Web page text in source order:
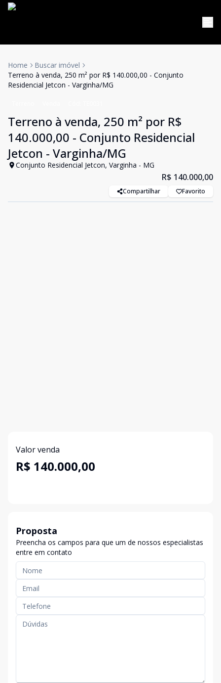
Home
Buscar imóvel
Terreno à venda, 250 m² por R$ 140.000,00 - Conjunto
Residencial Jetcon - Varginha/MG
Terreno à venda, 250 m² por R$
140.000,00 - Conjunto Residencial
Jetcon - Varginha/MG
Conjunto Residencial Jetcon, Varginha - MG
R$ 140.000,00
Compartilhar Favorito
Valor venda
R$ 140.000,00
Proposta
Preencha os campos para que um de nossos especialistas
entre em contato